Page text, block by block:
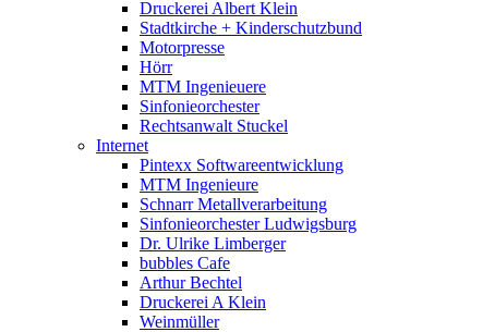
Druckerei Albert Klein
Stadtkirche + Kinderschutzbund
Motorpresse
Hörr
MTM Ingenieuere
Sinfonieorchester
Rechtsanwalt Stuckel
Internet
Pintexx Softwareentwicklung
MTM Ingenieure
Schnarr Metallverarbeitung
Sinfonieorchester Ludwigsburg
Dr. Ulrike Limberger
bubbles Cafe
Arthur Bechtel
Druckerei A Klein
Weinmüller